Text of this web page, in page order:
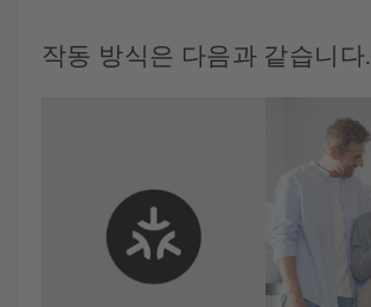
작동 방식은 다음과 같습니다.